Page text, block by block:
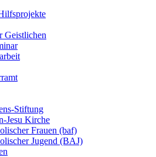
Geistlichen
Stiftung
Jesu Kirche
Frauen (baf)
Jugend (BAJ)